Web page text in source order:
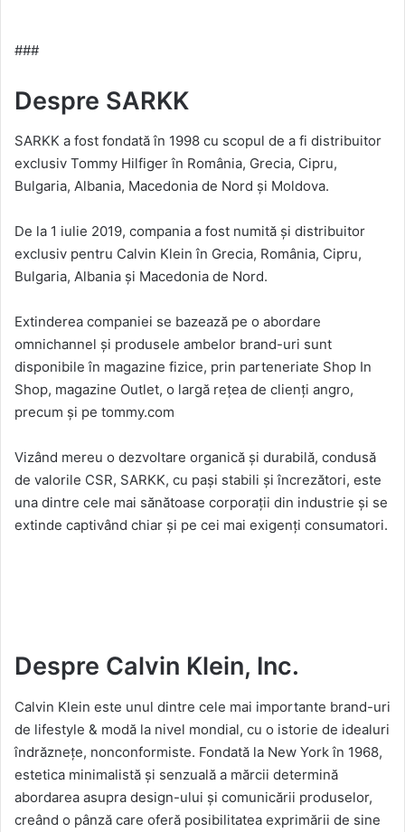
###
Despre SARKK
SARKK a fost fondată în 1998 cu scopul de a fi distribuitor
exclusiv Tommy Hilfiger în România, Grecia, Cipru,
Bulgaria, Albania, Macedonia de Nord și Moldova.
De la 1 iulie 2019, compania a fost numită și distribuitor
exclusiv pentru Calvin Klein în Grecia, România, Cipru,
Bulgaria, Albania și Macedonia de Nord.
Extinderea companiei se bazează pe o abordare
omnichannel și produsele ambelor brand-uri sunt
disponibile în magazine fizice, prin parteneriate Shop In
Shop, magazine Outlet, o largă rețea de clienți angro,
precum și pe tommy.com
Vizând mereu o dezvoltare organică și durabilă, condusă
de valorile CSR, SARKK, cu pași stabili și încrezători, este
una dintre cele mai sănătoase corporații din industrie și se
extinde captivând chiar și pe cei mai exigenți consumatori.
Despre Calvin Klein, Inc.
Calvin Klein este unul dintre cele mai importante brand-uri
de lifestyle & modă la nivel mondial, cu o istorie de idealuri
îndrăznețe, nonconformiste. Fondată la New York în 1968,
estetica minimalistă și senzuală a mărcii determină
abordarea asupra design-ului și comunicării produselor,
creând o pânză care oferă posibilitatea exprimării de sine